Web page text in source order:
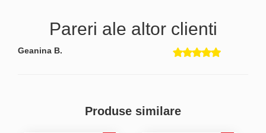
Pareri ale altor clienti
Geanina B.
Produse similare